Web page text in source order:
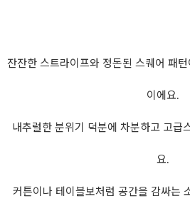
잔잔한 스트라이프와 정돈된 스퀘어 패
이에요.
내추럴한 분위기 덕분에 차분하고 고급
요.
커튼이나 테이블보처럼 공간을 감싸는